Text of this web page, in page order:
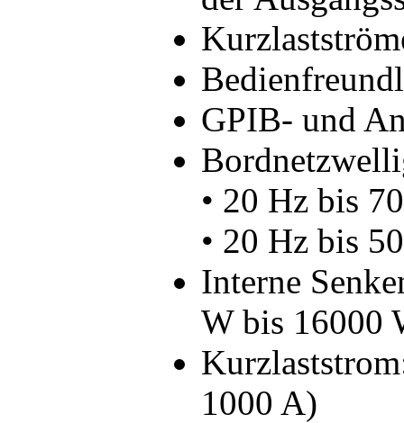
GPIB- und
• 20 Hz bis
• 20 Hz bis
Interne
W bis 16000
1000 A)